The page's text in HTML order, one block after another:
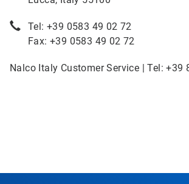
Tel: +39 0583 49 02 72
Fax: +39 0583 49 02 72
Nalco Italy Customer Service | Tel: